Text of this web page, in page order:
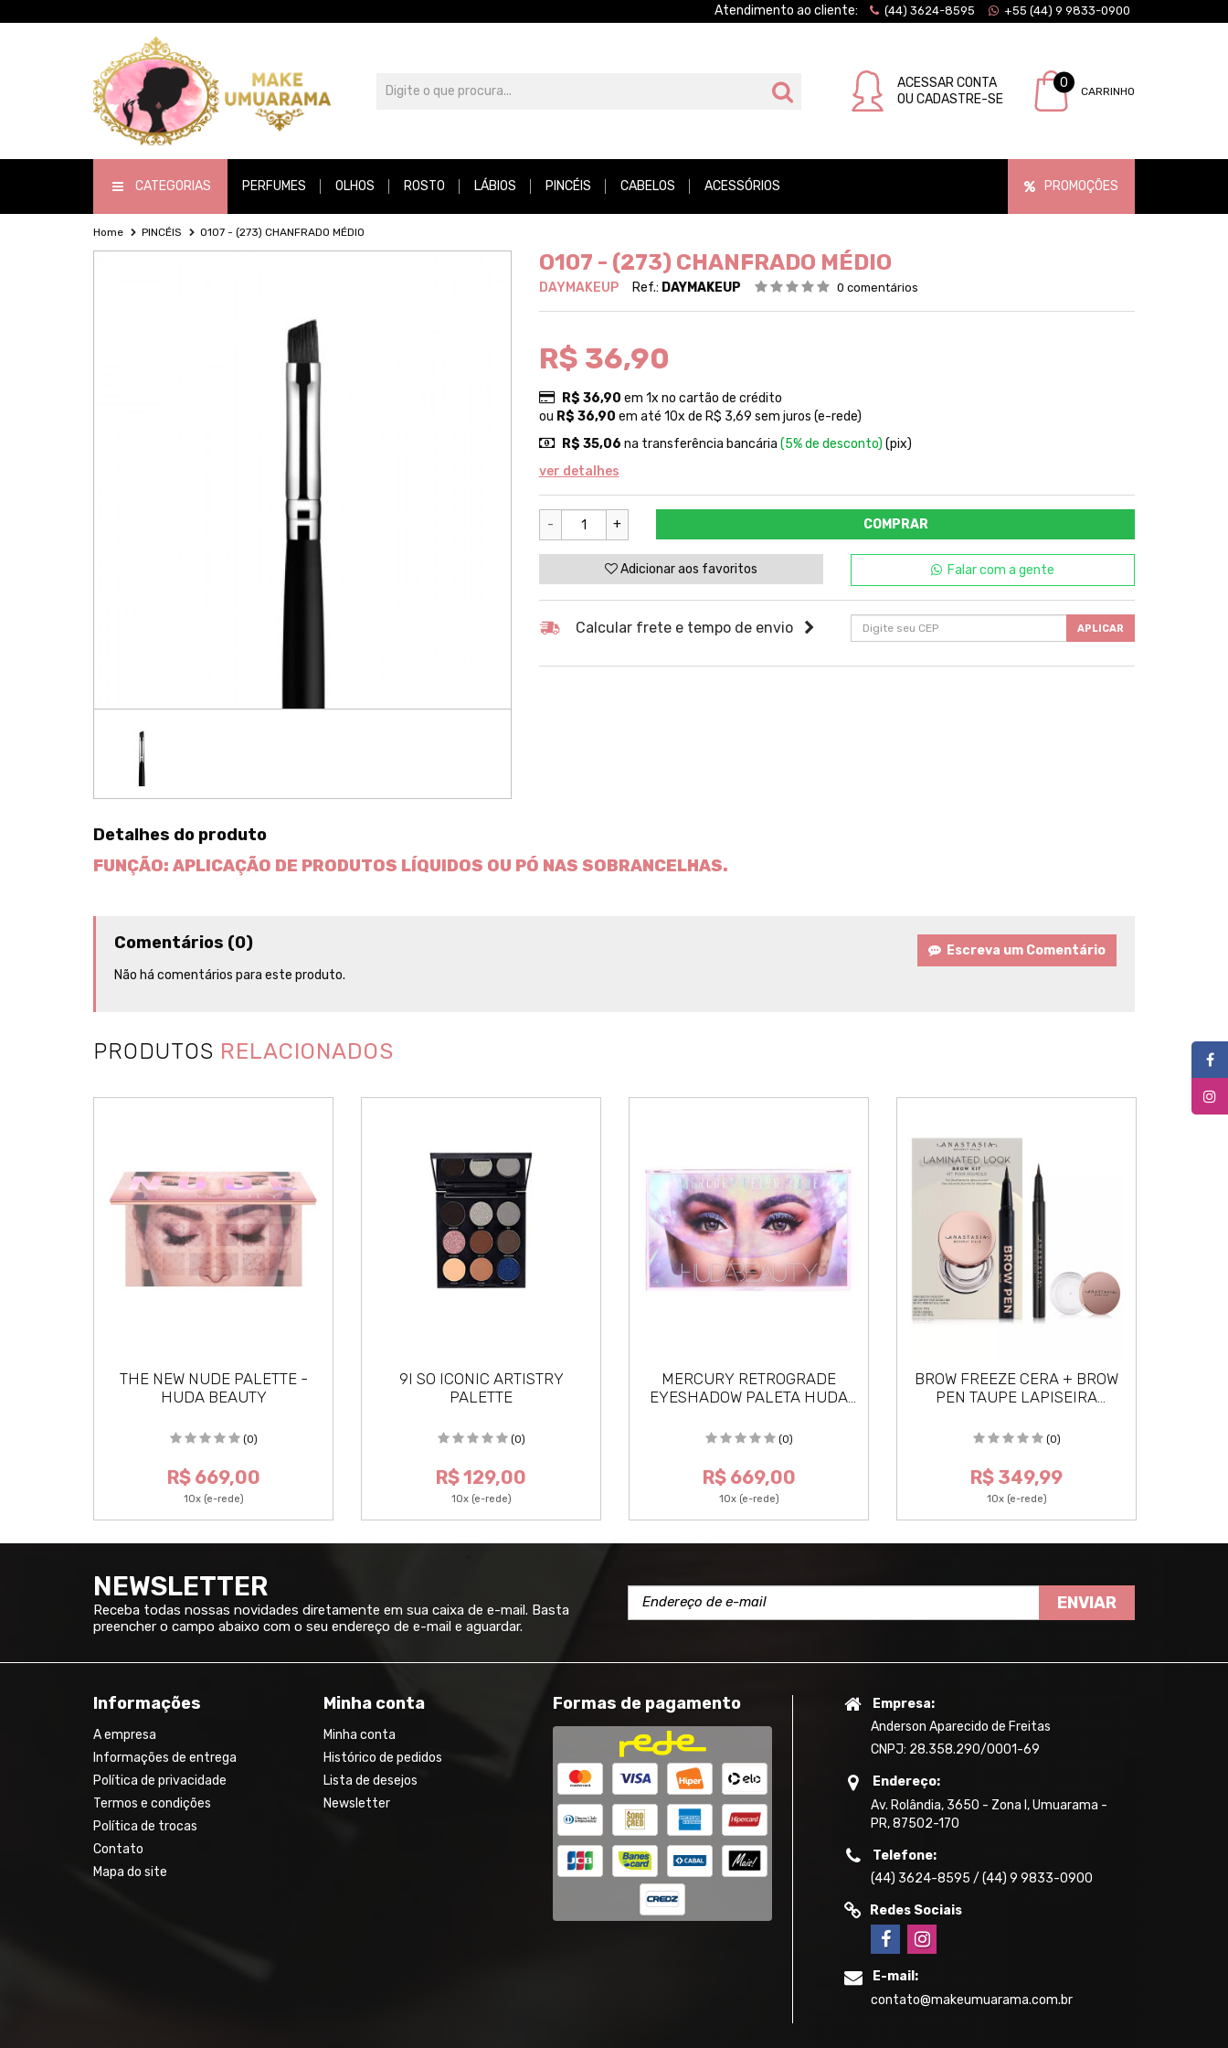
Atendimento ao cliente: (44) 3624-8595 +55 (44) 9 9833-0900
ACESSAR CONTA
OU CADASTRE-SE
0
CARRINHO
CATEGORIAS PERFUMES OLHOS ROSTO LÁBIOS PINCÉIS CABELOS ACESSÓRIOS PROMOÇÕES
Home PINCÉIS O107 - (273) CHANFRADO MÉDIO
O107 - (273) CHANFRADO MÉDIO
DAYMAKEUP Ref.: DAYMAKEUP 0 comentários
R$ 36,90
R$ 36,90 em 1x no cartão de crédito
ou R$ 36,90 em até 10x de R$ 3,69 sem juros (e-rede)
R$ 35,06 na transferência bancária (5% de desconto) (pix)
ver detalhes
- + COMPRAR
Adicionar aos favoritos Falar com a gente
Calcular frete e tempo de envio APLICAR
Detalhes do produto
FUNÇÃO: APLICAÇÃO DE PRODUTOS LÍQUIDOS OU PÓ NAS SOBRANCELHAS.
Comentários (0)
Escreva um Comentário
Não há comentários para este produto.
PRODUTOS RELACIONADOS
THE NEW NUDE PALETTE -
HUDA BEAUTY
(0)
R$ 669,00
10x (e-rede)
9I SO ICONIC ARTISTRY
PALETTE
(0)
R$ 129,00
10x (e-rede)
MERCURY RETROGRADE
EYESHADOW PALETA HUDA
(0)
R$ 669,00
10x (e-rede)
BROW FREEZE CERA + BROW
PEN TAUPE LAPISEIRA
(0)
R$ 349,99
10x (e-rede)
NEWSLETTER
Receba todas nossas novidades diretamente em sua caixa de e-mail. Basta
preencher o campo abaixo com o seu endereço de e-mail e aguardar.
ENVIAR
Informações
A empresa
Informações de entrega
Política de privacidade
Termos e condições
Política de trocas
Contato
Mapa do site
Minha conta
Minha conta
Histórico de pedidos
Lista de desejos
Newsletter
Formas de pagamento
Empresa:
Anderson Aparecido de Freitas
CNPJ: 28.358.290/0001-69
Endereço:
Av. Rolândia, 3650 - Zona I, Umuarama -
PR, 87502-170
Telefone:
(44) 3624-8595 / (44) 9 9833-0900
Redes Sociais
E-mail:
contato@makeumuarama.com.br